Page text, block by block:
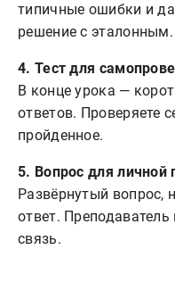
типичные ошибки и
решение с эталонным.
4. Тест для
В конце урока —
ответов. Проверяете
пройденное.
5. Вопрос для личной
Развёрнутый вопрос,
ответ.
связь.